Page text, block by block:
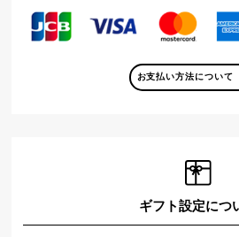
お支払い方法について
ギフト設定につ